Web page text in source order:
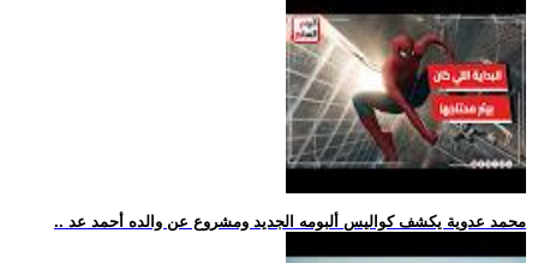
.. محمد عدوية يكشف كواليس ألبومه الجديد ومشروع عن والده أحمد عد